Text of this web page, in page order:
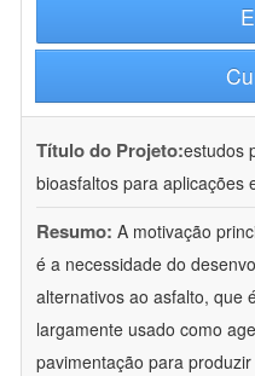
Título do Projeto:estudos
bioasfaltos para aplicações
Resumo: A motivação
é a necessidade do
alternativos ao asfalto, que
largamente usado como
pavimentação para